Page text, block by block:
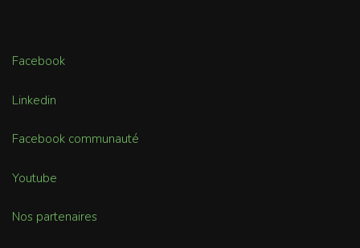
Facebook
Linkedin
Facebook communauté
Youtube
Nos partenaires